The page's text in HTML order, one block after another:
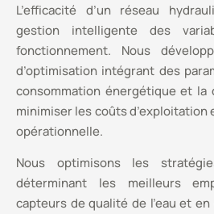
L’efficacité d’un réseau
gestion intelligente des
fonctionnement. Nous
d’optimisation intégrant des
consommation énergétique et la
minimiser les coûts d’exploitation
opérationnelle.
Nous optimisons les
déterminant les meilleurs
capteurs de qualité de l’eau et